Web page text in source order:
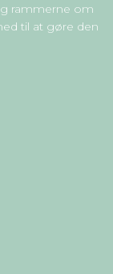
rammerne om
til at gøre den